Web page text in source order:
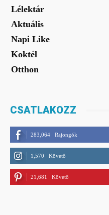
Lélektár
Aktuális
Napi Like
Koktél
Otthon
CSATLAKOZZ
283,064 Rajongók
1,570 Követő
21,681 Követő